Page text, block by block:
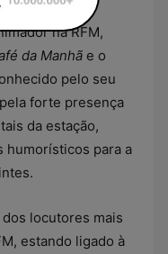
na RFM,
da Manhã e o
pelo seu
forte presença
da estação,
humorísticos para a
dos locutores mais
estando ligado à